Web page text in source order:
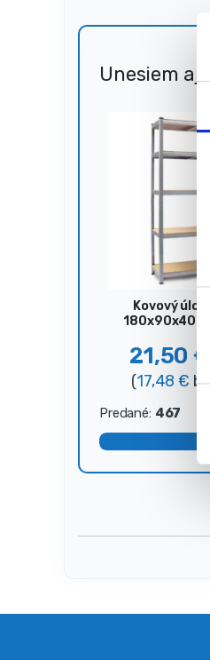
e
r
l
Unesiem aj
Kovový
180x90x40
21,50 €
(17,48€
Predané: 467